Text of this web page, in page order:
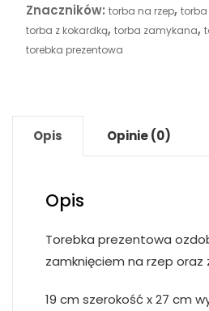
Znaczników: torba na rzep, torba
torba z kokardką, torba zamykana,
torebka prezentowa
Opis Opinie (0)
Opis
Torebka prezentowa
zamknięciem na rzep oraz
19 cm szerokość x 27 cm